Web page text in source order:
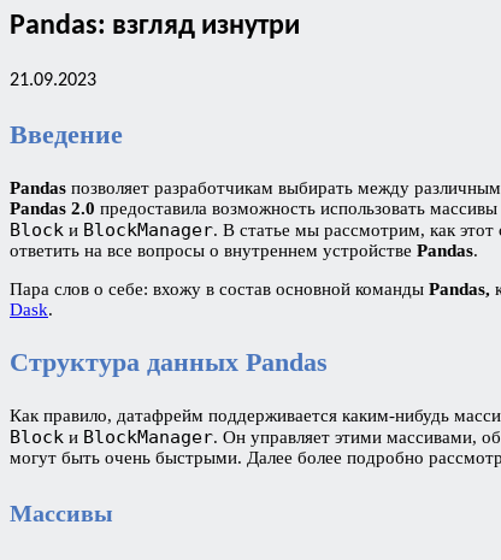
Pandas: взгляд изнутри
21.09.2023
Введение
Pandas позволяет разработчикам выбирать между
Pandas 2.0 предоставила возможность использовать
Block и BlockManager. В статье мы рассмотрим, как
ответить на все вопросы о внутреннем устройстве Pandas.
Пара слов о себе: вхожу в состав основной команды Pandas,
Dask.
Структура данных Pandas
Как правило, датафрейм поддерживается каким-нибудь
Block и BlockManager. Он управляет этими массивами,
могут быть очень быстрыми. Далее более подробно
Массивы